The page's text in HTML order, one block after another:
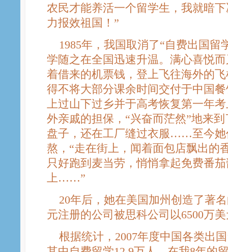
农民才能养活一个留学生，我就暗
力报效祖国！”
1985年，我国取消了“自费出国留
学随之在全国迅速升温。满心喜悦
着借来的机票钱，登上飞往海外的
得不将大部分课余时间交付于中国
上过山下过乡并于高考恢复第一年
外亲戚的担保，“兴奋而茫然”地来
盘子，还在工厂缝过衣服……至今她
熬，“走在街上，闻着面包店飘出的
只好跑到麦当劳，悄悄拿起免费番
上……”
20年后，她在美国加州创造了著名
元注册的公司被思科公司以6500万
根据统计，2007年度中国各类出